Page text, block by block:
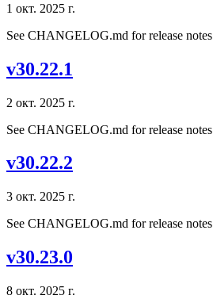
1 окт. 2025 г.
See CHANGELOG.md for release notes
v30.22.1
2 окт. 2025 г.
See CHANGELOG.md for release notes
v30.22.2
3 окт. 2025 г.
See CHANGELOG.md for release notes
v30.23.0
8 окт. 2025 г.